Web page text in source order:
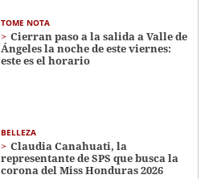
TOME NOTA
Cierran paso a la salida a Valle de
Ángeles la noche de este viernes:
este es el horario
BELLEZA
Claudia Canahuati, la
representante de SPS que busca la
corona del Miss Honduras 2026